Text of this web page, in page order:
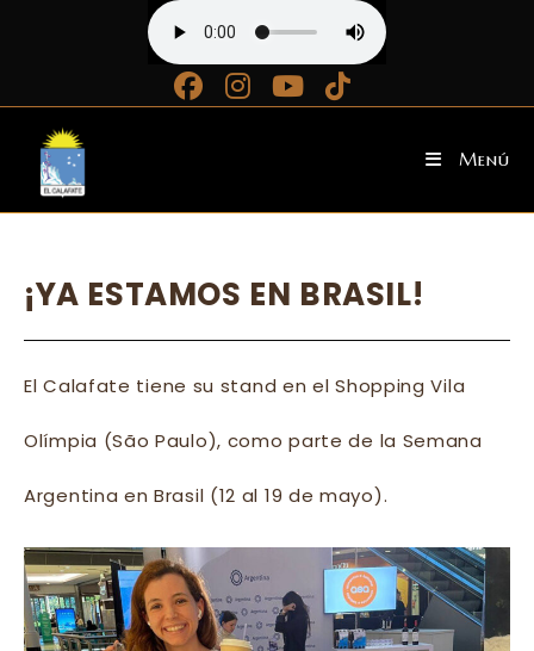
contenido
Menú
¡YA ESTAMOS EN BRASIL!
ElCalafate tiene su stand en el Shopping Vila
Olímpia (São Paulo), como parte de la Semana
Argentina en Brasil (12 al 19 de mayo).